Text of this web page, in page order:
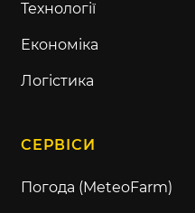
Технології
Економіка
Логістика
СЕРВІСИ
Погода (MeteoFarm)